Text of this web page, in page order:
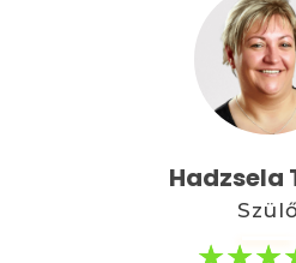
Hadzsela
Szülő